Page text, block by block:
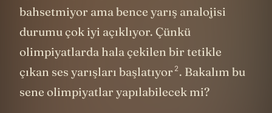
bahsetmiyor ama bence yarış analojisi
durumu çok iyi açıklıyor. Çünkü
olimpiyatlarda hala çekilen bir tetikle
çıkan ses yarışları başlatıyor2. Bakalım bu
sene olimpiyatlar yapılabilecek mi?